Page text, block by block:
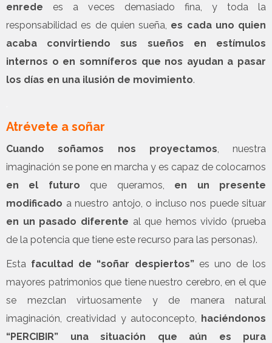
enrede es a veces demasiado fina, y toda la
responsabilidad es de quien sueña, es cada uno quien
acaba convirtiendo sus sueños en estímulos
internos o en somníferos que nos ayudan a pasar
los días en una ilusión de movimiento.
Atrévete a soñar
Cuando soñamos nos proyectamos , nuestra
imaginación se pone en marcha y es capaz de colocarnos
en el futuro que queramos, en un presente
modificado a nuestro antojo, o incluso nos puede situar
en un pasado diferente al que hemos vivido (prueba
de la potencia que tiene este recurso para las personas).
Esta facultad de “soñar despiertos”es uno de los
mayores patrimonios que tiene nuestro cerebro, en el que
se mezclan virtuosamente y de manera natural
imaginación, creatividad y autoconcepto, haciéndonos
“PERCIBIR” una situación que aún es pura